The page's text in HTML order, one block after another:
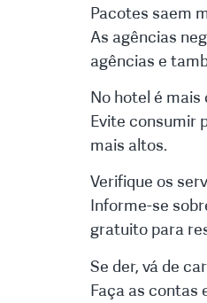
Pacotes saem
As agências
agências e
No hotel é mais
Evite consumir
mais altos.
Verifique os
Informe-se
gratuito para
Se der, vá de
Faça as contas